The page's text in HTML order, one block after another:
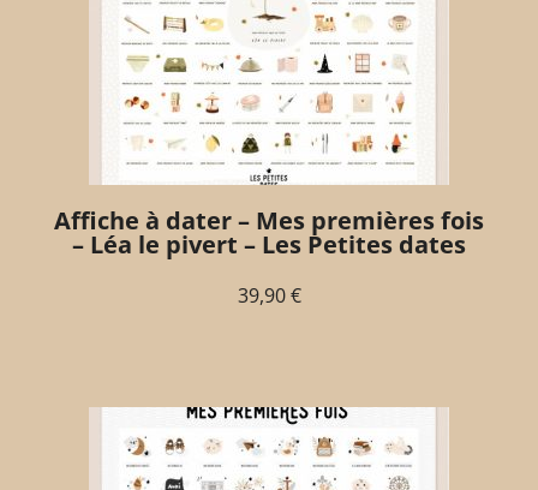
Affiche à dater – Mes premières fois
– Léa le pivert – Les Petites dates
39,90€